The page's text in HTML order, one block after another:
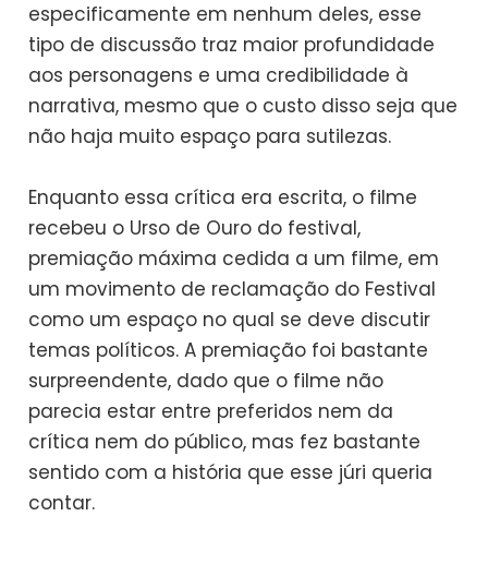
especificamente em nenhum deles, esse
tipo de discussão traz maior profundidade
aos personagens e uma credibilidade à
narrativa, mesmo que o custo disso seja que
não haja muito espaço para sutilezas.
Enquanto essa crítica era escrita, o filme
recebeu o Urso de Ouro do festival,
premiação máxima cedida a um filme, em
um movimento de reclamação do Festival
como um espaço no qual se deve discutir
temas políticos. A premiação foi bastante
surpreendente, dado que o filme não
parecia estar entre preferidos nem da
crítica nem do público, mas fez bastante
sentido com a história que esse júri queria
contar.